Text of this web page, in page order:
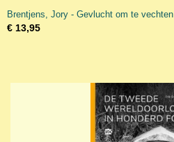
Brentjens, Jory - Gevlucht om te vechten
€ 13,95